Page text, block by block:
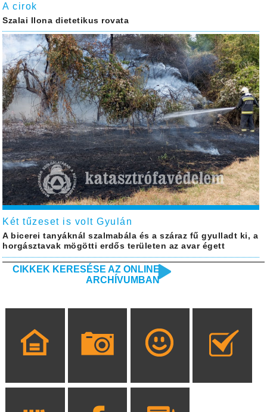
A cirok
Szalai Ilona dietetikus rovata
Két tűzeset is volt Gyulán
A bicerei tanyáknál szalmabála és a száraz fű gyulladt ki, a
horgásztavak mögötti erdős területen az avar égett
CIKKEK KERESÉSE AZ ONLINE
ARCHÍVUMBAN